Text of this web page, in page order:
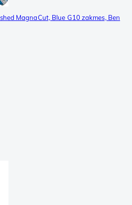
MagnaCut, Blue G10 zakmes, Ben